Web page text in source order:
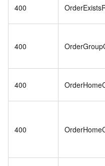
400
400
400
400